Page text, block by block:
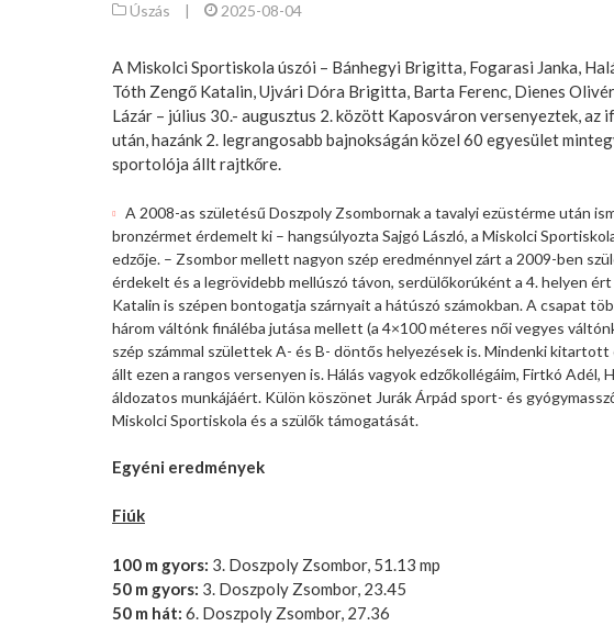
Úszás | 2025-08-04
A Miskolci Sportiskola úszói – Bánhegyi Brigitta, Fogarasi Janka,
Tóth Zengő Katalin, Ujvári Dóra Brigitta, Barta Ferenc, Dienes
Lázár – július 30.- augusztus 2. között Kaposváron versenyeztek,
után, hazánk 2. legrangosabb bajnokságán közel 60 egyesület
sportolója állt rajtkőre.
A 2008-as születésű Doszpoly Zsombornak a tavalyi ezüstérme után
bronzérmet érdemelt ki – hangsúlyozta Sajgó László, a Miskolci
edzője. – Zsombor mellett nagyon szép eredménnyel zárt a 2009-ben
érdekelt és a legrövidebb mellúszó távon, serdülőkorúként a 4. helyen
Katalin is szépen bontogatja szárnyait a hátúszó számokban. A csapat
három váltónk fináléba jutása mellett (a 4×100 méteres női vegyes
szép számmal születtek A- és B- döntős helyezések is. Mindenki
állt ezen a rangos versenyen is. Hálás vagyok edzőkollégáim, Firtkó Adél,
áldozatos munkájáért. Külön köszönet Jurák Árpád sport- és
Miskolci Sportiskola és a szülők támogatását.
Egyéni eredmények
Fiúk
100 m gyors: 3. Doszpoly Zsombor, 51.13 mp
50 m gyors: 3. Doszpoly Zsombor, 23.45
50 m hát: 6. Doszpoly Zsombor, 27.36